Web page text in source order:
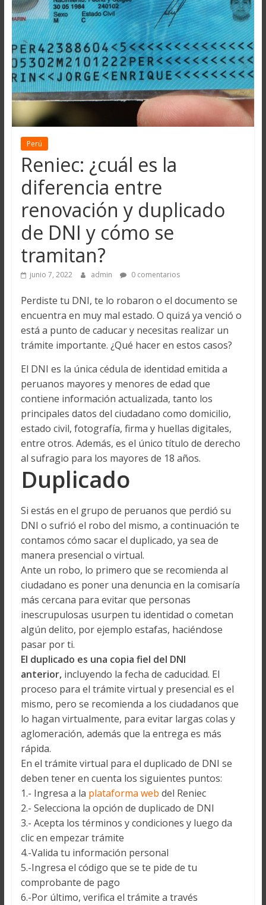
Perú
Reniec: ¿cuál es la
diferencia entre
renovación y duplicado
de DNI y cómo se
tramitan?
junio 7, 2022 admin 0 comentarios
Perdiste tu DNI, te lo robaron o el documento se
encuentra en muy mal estado. O quizá ya venció o
está a punto de caducar y necesitas realizar un
trámite importante. ¿Qué hacer en estos casos?
El DNI es la única cédula de identidad emitida a
peruanos mayores y menores de edad que
contiene información actualizada, tanto los
principales datos del ciudadano como domicilio,
estado civil, fotografía, firma y huellas digitales,
entre otros. Además, es el único título de derecho
al sufragio para los mayores de 18 años.
Duplicado
Si estás en el grupo de peruanos que perdió su
DNI o sufrió el robo del mismo, a continuación te
contamos cómo sacar el duplicado, ya sea de
manera presencial o virtual.
Ante un robo, lo primero que se recomienda al
ciudadano es poner una denuncia en la comisaría
más cercana para evitar que personas
inescrupulosas usurpen tu identidad o cometan
algún delito, por ejemplo estafas, haciéndose
pasar por ti.
El duplicado es una copia fiel del DNI
anterior, incluyendo la fecha de caducidad. El
proceso para el trámite virtual y presencial es el
mismo, pero se recomienda a los ciudadanos que
lo hagan virtualmente, para evitar largas colas y
aglomeración, además que la entrega es más
rápida.
En el trámite virtual para el duplicado de DNI se
deben tener en cuenta los siguientes puntos:
1.- Ingresa a la plataforma web del Reniec
2.- Selecciona la opción de duplicado de DNI
3.- Acepta los términos y condiciones y luego da
clic en empezar trámite
4.-Valida tu información personal
5.-Ingresa el código que se te pide de tu
comprobante de pago
6.-Por último, verifica el trámite a través